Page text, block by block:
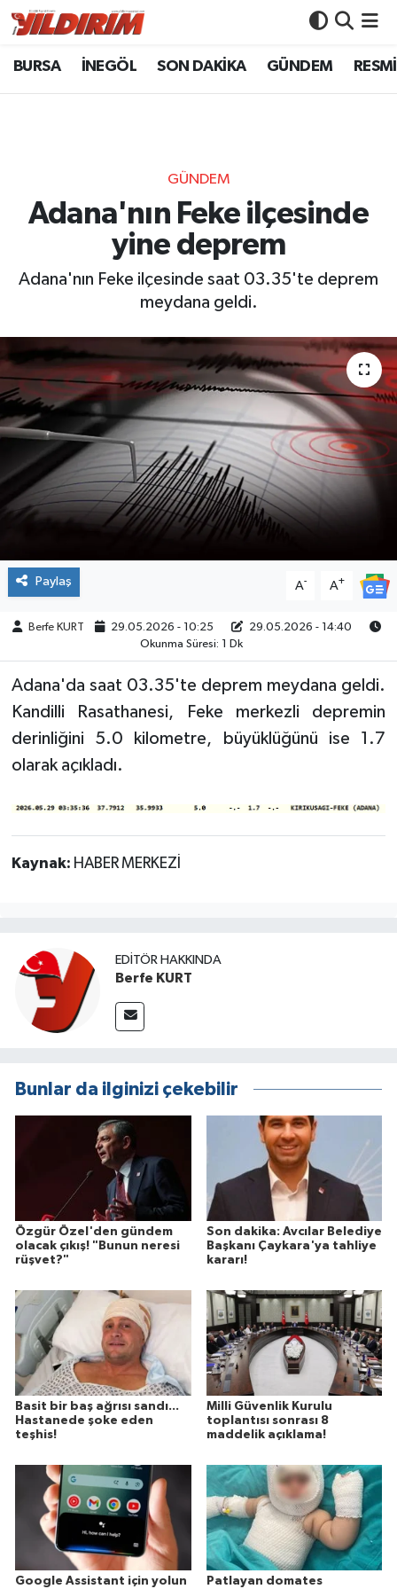
BURSA İNEGÖL SON DAKİKA GÜNDEM
GÜNDEM
Adana'nın Feke ilçesinde
yine deprem
Adana'nın Feke ilçesinde saat 03.35'te deprem
meydana geldi.
Paylaş A- A+
Berfe KURT 29.05.2026 - 10:25
29.05.2026 - 14:40
Okunma Süresi: 1 Dk
Adana'da saat 03.35'te deprem meydana geldi.
Kandilli Rasathanesi, Feke merkezli depremin
derinliğini 5.0 kilometre, büyüklüğünü ise 1.7
olarak açıkladı.
Kaynak: HABER MERKEZİ
EDITÖR HAKKINDA
Berfe KURT
Bunlar da ilginizi çekebilir
Özgür Özel'den gündem
olacak çıkış! "Bunun neresi
rüşvet?"
Son dakika: Avcılar Belediye
Başkanı Çaykara'ya tahliye
kararı!
Basit bir baş ağrısı sandı...
Hastanede şoke eden
teşhis!
Milli Güvenlik Kurulu
toplantısı sonrası 8
maddelik açıklama!
Google Assistant için yolun Patlayan domates
BURSA
GÜNDEM
RESMİ İLANLAR
SİYASET
YAŞAM
SPOR
Bursa Nöbetçi Eczaneler
Bursa Trafik Yoğunluk Haritası
Süper Lig Puan Durumu ve Fikstür
Son Dakika Haberleri
Haber Arşivi